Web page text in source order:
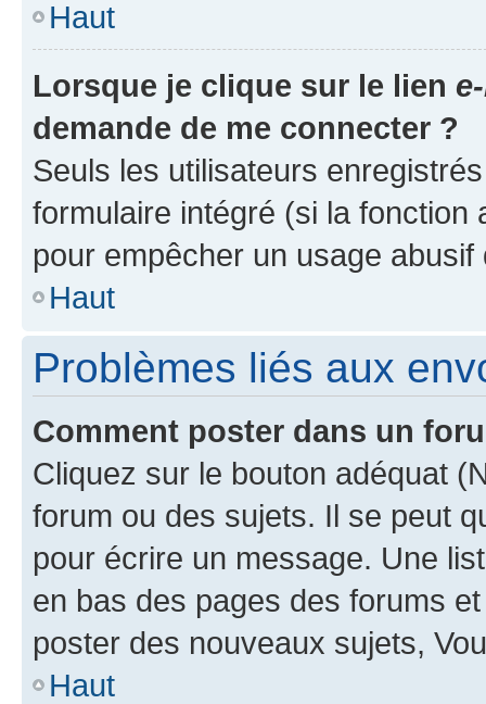
Haut
Lorsque je clique sur le lien
demande de me connecter ?
Seuls les utilisateurs
formulaire intégré (si la fonction
pour empêcher un usage
Haut
Problèmes liés aux
Comment poster dans un
Cliquez sur le bouton adéquat
forum ou des sujets. Il se peut
pour écrire un message. Une
en bas des pages des forums
poster des nouveaux sujets,
Haut